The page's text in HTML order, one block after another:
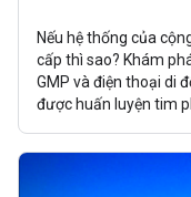
Nếu hệ thống của
cấp thì sao? Khám
GMP và điện thoại di
được huấn luyện tim